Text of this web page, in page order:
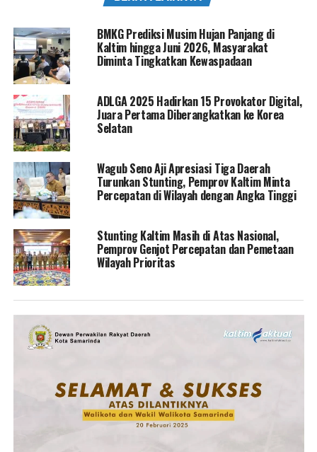
BMKG Prediksi Musim Hujan Panjang di
Kaltim hingga Juni 2026, Masyarakat
Diminta Tingkatkan Kewaspadaan
ADLGA 2025 Hadirkan 15 Provokator Digital,
Juara Pertama Diberangkatkan ke Korea
Selatan
Wagub Seno Aji Apresiasi Tiga Daerah
Turunkan Stunting, Pemprov Kaltim Minta
Percepatan di Wilayah dengan Angka Tinggi
Stunting Kaltim Masih di Atas Nasional,
Pemprov Genjot Percepatan dan Pemetaan
Wilayah Prioritas